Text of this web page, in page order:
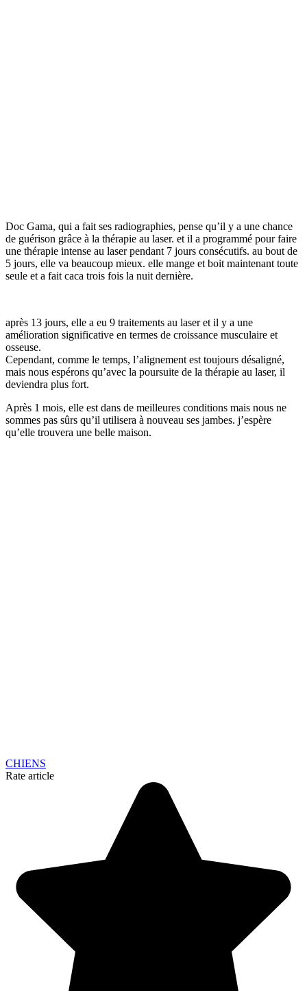
Doc Gama, qui a fait ses radiographies, pense qu’il y a une chance
de guérison grâce à la thérapie au laser. et il a programmé pour faire
une thérapie intense au laser pendant 7 jours consécutifs. au bout de
5 jours, elle va beaucoup mieux. elle mange et boit maintenant toute
seule et a fait caca trois fois la nuit dernière.
après 13 jours, elle a eu 9 traitements au laser et il y a une
amélioration significative en termes de croissance musculaire et
osseuse.
Cependant, comme le temps, l’alignement est toujours désaligné,
mais nous espérons qu’avec la poursuite de la thérapie au laser, il
deviendra plus fort.
Après 1 mois, elle est dans de meilleures conditions mais nous ne
sommes pas sûrs qu’il utilisera à nouveau ses jambes. j’espère
qu’elle trouvera une belle maison.
CHIENS
Rate article